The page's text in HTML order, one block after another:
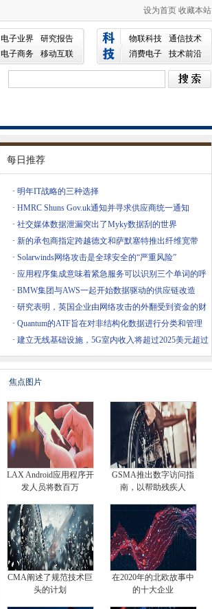
设为首页 收藏本站
电子业界
研究报告
电子商务
移动互联
物联科技
通信技术
消费电子
技术前沿
每日推荐
· 明年IT战略的三种选择
· HMRC Shuns Gov.uk通知并寻求供应商统一通知
· 社交媒体数据泄漏突出了Myky数据刮的世界
· 新的承包商指定跨越德文和萨默塞特推出纤维宽带
· Solarwinds网络攻击是全球安全的“严重风险”
· 应用程序集成意味着紧急服务可以识别三个单词的呼
· BMW集团与AWS一起开始数据驱动的供应链改造
· 研究表明，英国企业由网络攻击的外翻受到资金的财
· Quantum的ATF旨在对非结构化数据进行分类和管理
· 建立无线基础设施，5G室内收入将超过2025美元超过
焦点图片
LAX And​​roid应用程序开
发人员将数百万
GSMA推出数字访问指
南，以帮助残疾人
CMA阐述了规范技术巨
头的计划
在2020年的北欧故事中
的十大企业